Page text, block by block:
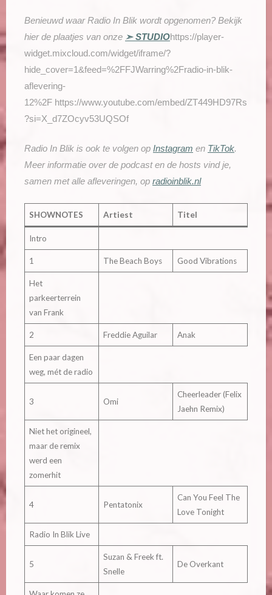
Benieuwd waar Radio In Blik wordt opgenomen? Bekijk
hier de plaatjes van onze ➣ STUDIOhttps://player-
widget.mixcloud.com/widget/iframe/?
hide_cover=1&feed=%2FFJWarring%2Fradio-in-blik-
aflevering-
12%2F https://www.youtube.com/embed/ZT449HD97Rs
?si=X_d7ZOcyv53UQSOf
Radio In Blik is ook te volgen op Instagram en TikTok.
Meer informatie over de podcast en de hosts vind je,
samen met alle afleveringen, op radioinblik.nl
SHOWNOTES Artiest Titel
Intro
1 The Beach Boys Good Vibrations
Het
parkeerterrein
van Frank
2 Freddie Aguilar Anak
Een paar dagen
weg, mét de radio
3 Omi
Cheerleader (Felix
Jaehn Remix)
Niet het origineel,
maar de remix
werd een
zomerhit
4 Pentatonix
Can You Feel The
Love Tonight
Radio In Blik Live
5
Suzan & Freek ft.
Snelle
De Overkant